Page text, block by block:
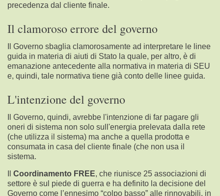
precedenza dal cliente finale.
Il clamoroso errore del governo
Il Governo sbaglia clamorosamente ad interpretare le linee
guida in materia di aiuti di Stato la quale, per altro, è di
emanazione antecedente alla normativa in materia di SEU
e, quindi, tale normativa tiene già conto delle linee guida.
L'intenzione del governo
Il Governo, quindi, avrebbe l'intenzione di far pagare gli
oneri di sistema non solo sull'energia prelevata dalla rete
(che utilizza il sistema) ma anche a quella prodotta e
consumata in casa del cliente finale (che non usa il
sistema.
Coordinamento FREE, che riunisce 25 associazioni di
settore è sul piede di guerra e ha definito la decisione del
Governo come l’ennesimo “colpo basso” alle rinnovabili, in